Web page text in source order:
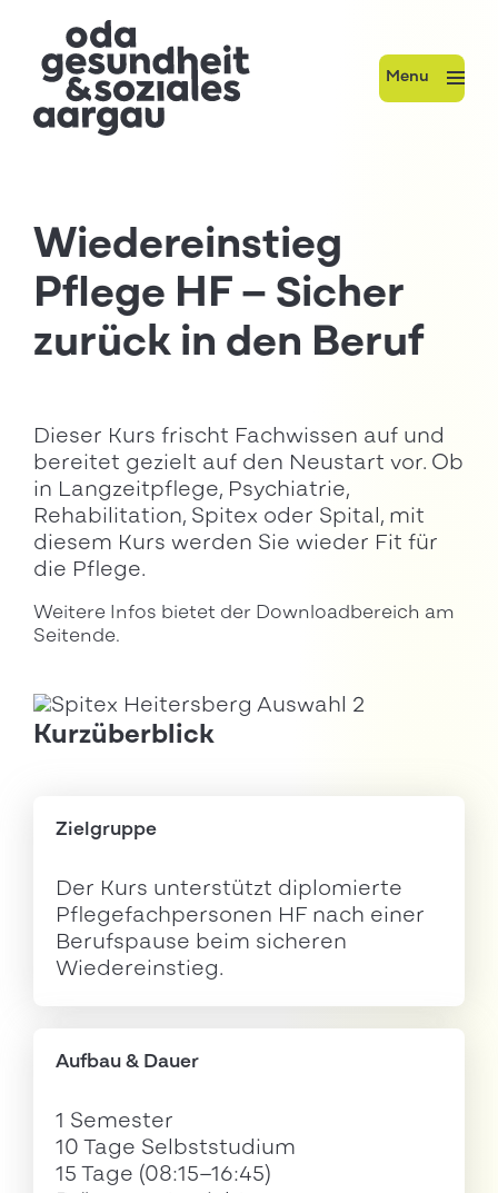
Menu
Wiedereinstieg
Pflege HF – Sicher
zurück in den Beruf
Dieser Kurs frischt Fachwissen auf und
bereitet gezielt auf den Neustart vor. Ob
in Langzeitpflege, Psychiatrie,
Rehabilitation, Spitex oder Spital, mit
diesem Kurs werden Sie wieder Fit für
die Pflege.
Weitere Infos bietet der Downloadbereich am
Seitende.
Kurzüberblick
Zielgruppe
Der Kurs unterstützt diplomierte
Pflegefachpersonen HF nach einer
Berufspause beim sicheren
Wiedereinstieg.
Aufbau & Dauer
1 Semester
10 Tage Selbststudium
15 Tage (08:15–16:45)